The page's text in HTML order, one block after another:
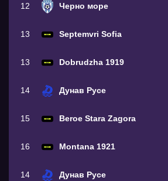
12 Черно море
13 Septemvri Sofia
13 Dobrudzha 1919
14 Дунав Русе
15 Beroe Stara Zagora
16 Montana 1921
14 Дунав Русе